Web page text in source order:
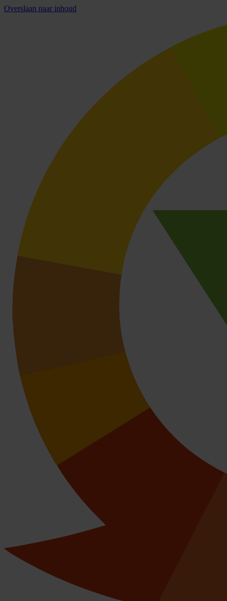
Overslaan naar inhoud